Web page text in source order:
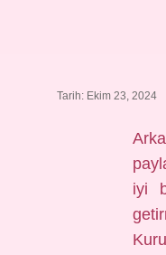
Tarih: Ekim 23, 2024
iyi